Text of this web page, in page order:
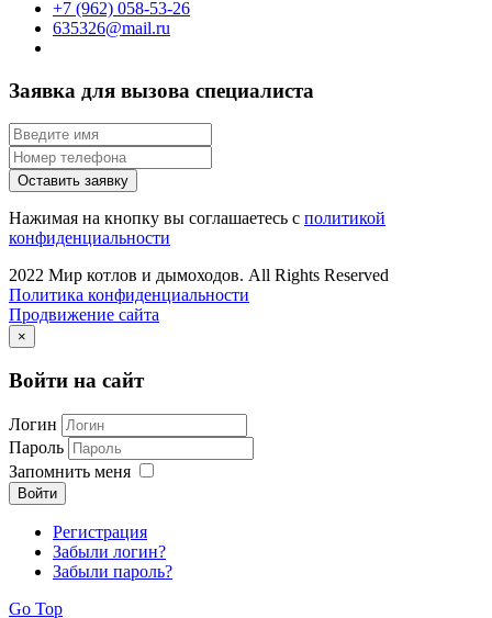
+7 (962) 058-53-26
635326@mail.ru
Заявка для вызова специалиста
Оставить заявку
Нажимая на кнопку вы соглашаетесь с политикой
конфиденциальности
2022 Мир котлов и дымоходов. All Rights Reserved
Политика конфиденциальности
Продвижение сайта
×
Войти на сайт
Логин
Пароль
Запомнить меня
Войти
Регистрация
Забыли логин?
Забыли пароль?
Go Top